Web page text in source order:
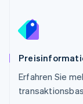
Erfahren Sie
English
Spanien
Thailand
English